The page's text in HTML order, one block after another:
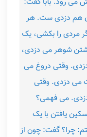
آن هم دزدی ست. هر
مردی را بکشی، یک
شوهر می دزدی،
وقتی دروغ می
می دزدی. وقتی
می فهمی؟
یافتن با یک
چرا؟ گفت: چون از